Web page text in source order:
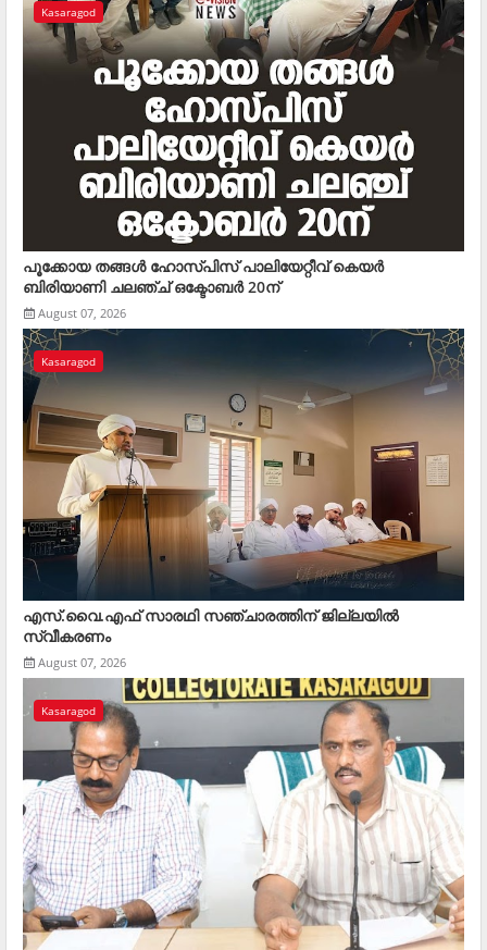
Kasaragod
പൂക്കോയ തങ്ങള്‍ ഹോസ്പിസ് പാലിയേറ്റീവ് കെയര്‍
ബിരിയാണി ചലഞ്ച് ഒക്ടോബര്‍ 20ന്
August 07, 2026
Kasaragod
എസ്.വൈ.എഫ് സാരഥി സഞ്ചാരത്തിന് ജില്ലയില്‍
സ്വീകരണം
August 07, 2026
Kasaragod